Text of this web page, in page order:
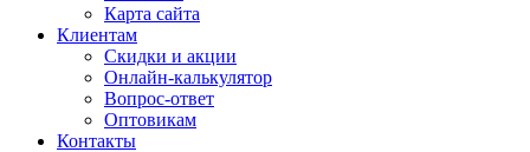
Карта сайта
Клиентам
Скидки и акции
Онлайн-калькулятор
Вопрос-ответ
Оптовикам
Контакты